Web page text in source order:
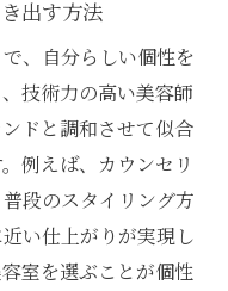
出す方法
、自分らしい個性を
技術力の高い美容師
ドと調和させて似合
例えば、カウンセリ
段のスタイリング方
い仕上がりが実現し
室を選ぶことが個性